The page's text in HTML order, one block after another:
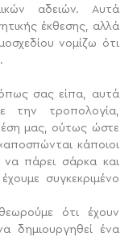
αδειών. Αυτά
έκθεσης, αλλά
νομίζω ότι
όπως σας είπα, αυτά
την τροπολογία,
μας, ούτως ώστε
κάποιοι
να πάρει σάρκα και
συγκεκριμένο
ότι έχουν
δημιουργηθεί ένα